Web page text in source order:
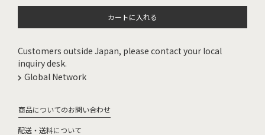
カートに入れる
Customers outside Japan, please contact your local
inquiry desk.
Global Network
商品についてのお問い合わせ
配送・送料について